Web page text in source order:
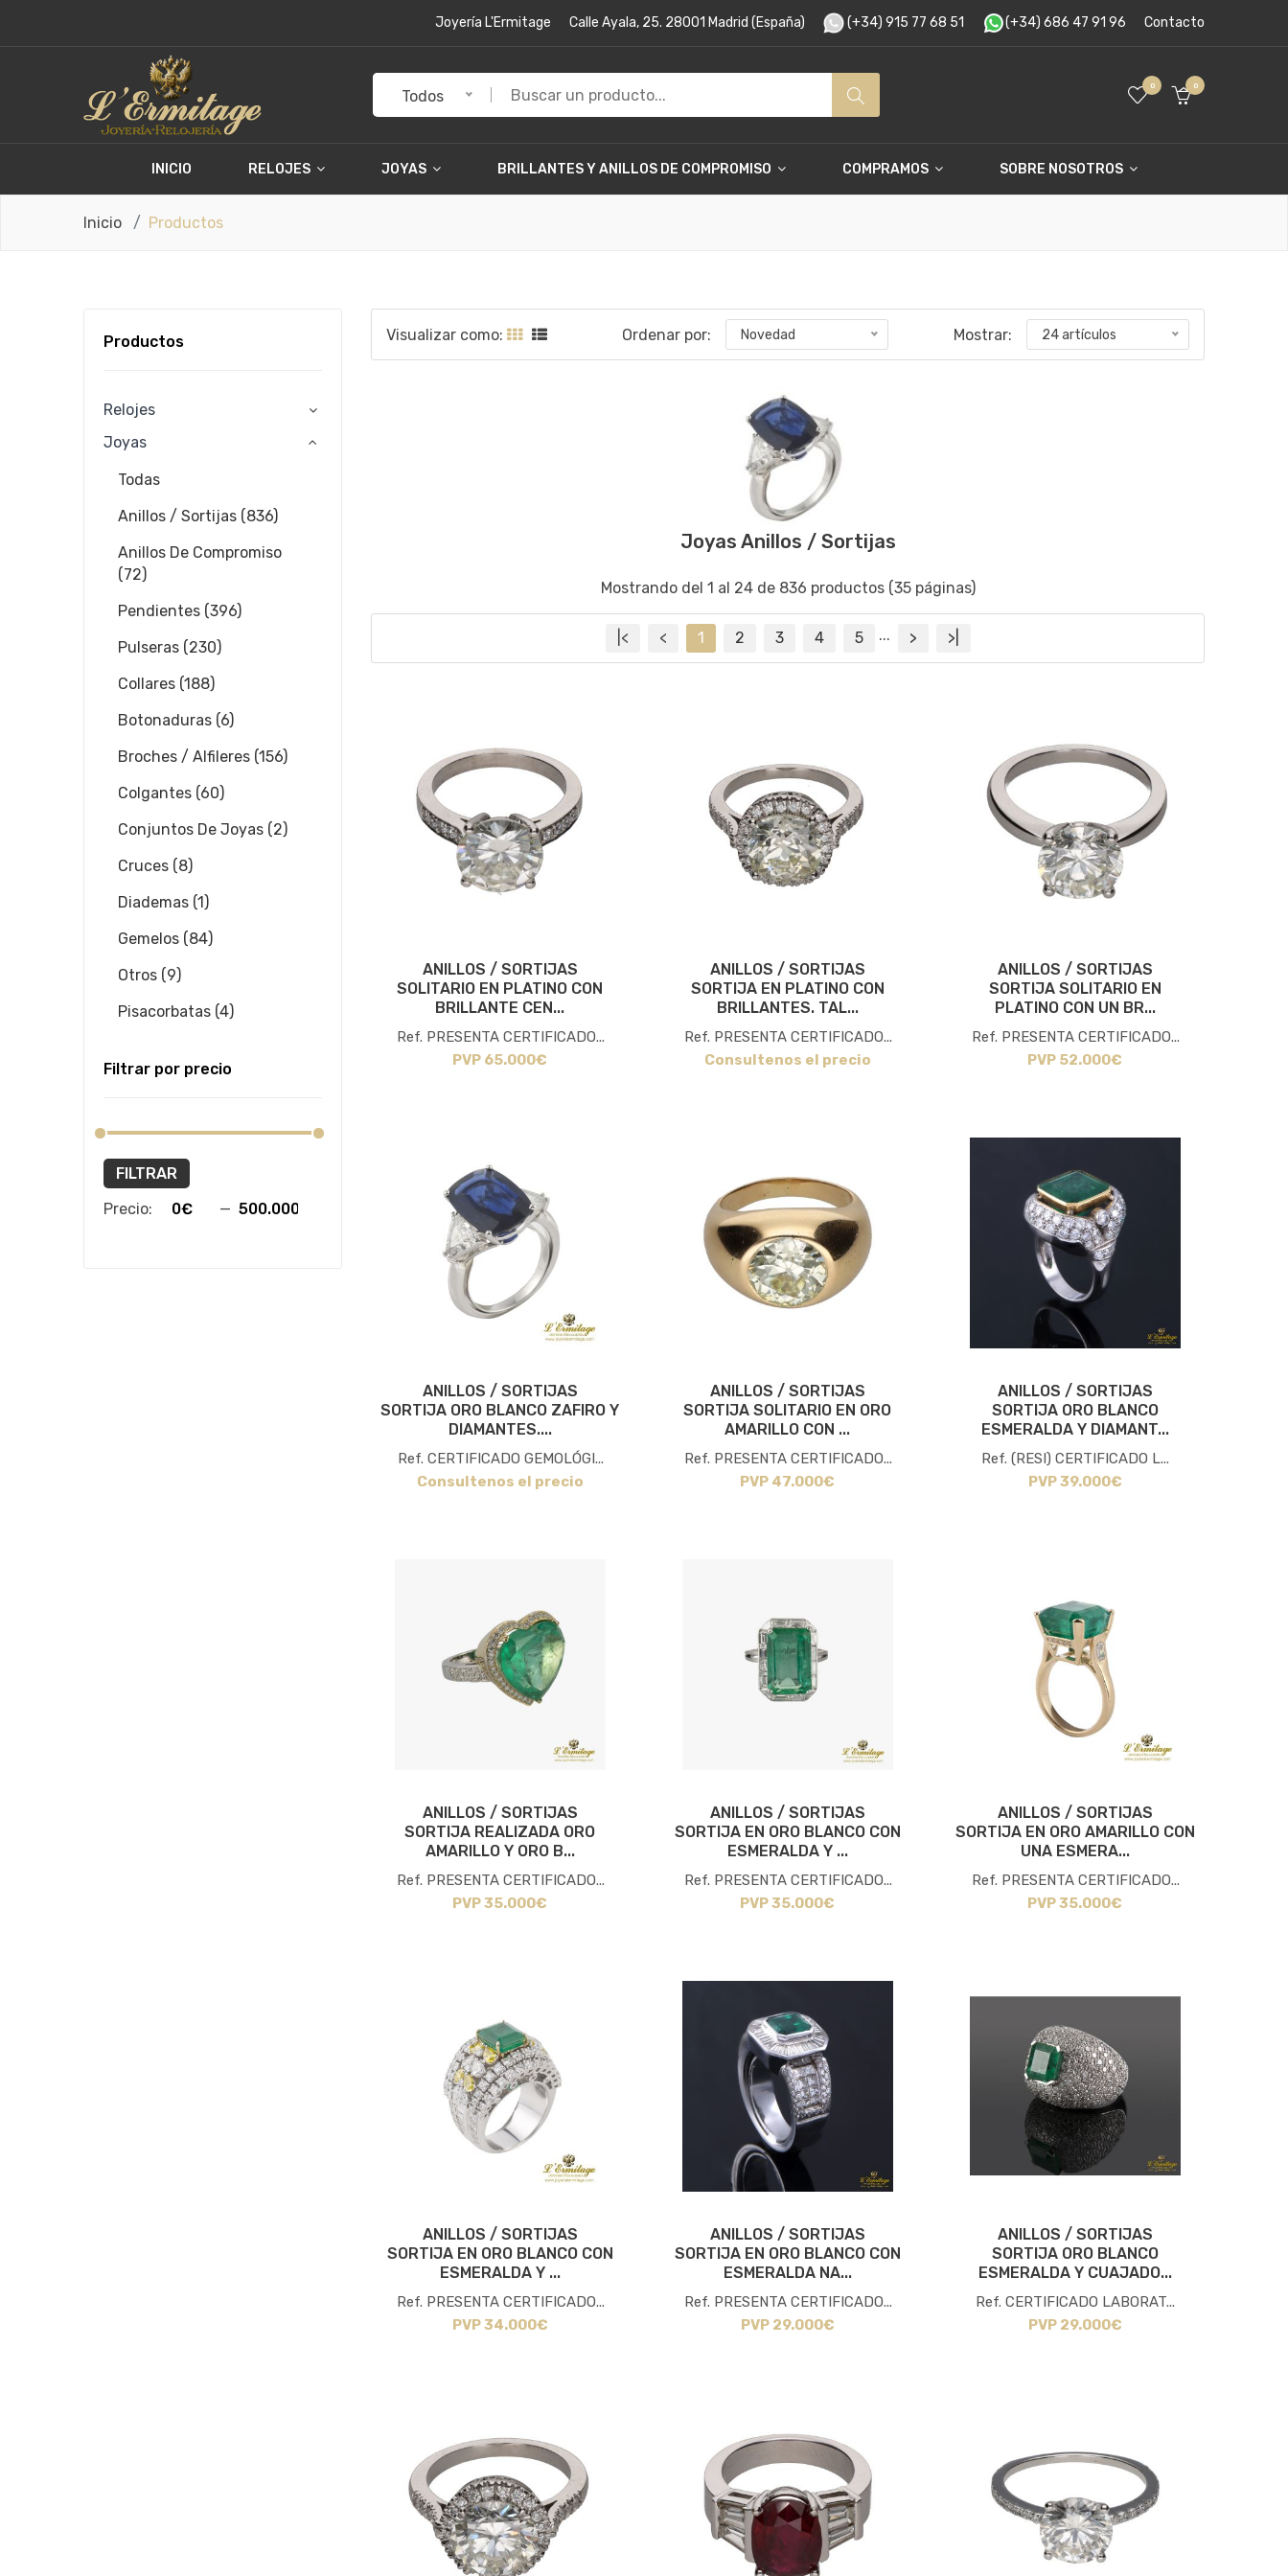
Joyería L'Ermitage Calle Ayala, 25. 28001 Madrid (España) (+34) 915 77 68 51 (+34) 686 47 91 96 Contacto
Todos
0 0
INICIO RELOJES JOYAS BRILLANTES Y ANILLOS DE COMPROMISO COMPRAMOS SOBRE NOSOTROS
Inicio Productos
Productos
Relojes
Joyas
Todas
Anillos / Sortijas (836)
Anillos De Compromiso
(72)
Pendientes (396)
Pulseras (230)
Collares (188)
Botonaduras (6)
Broches / Alfileres (156)
Colgantes (60)
Conjuntos De Joyas (2)
Cruces (8)
Diademas (1)
Gemelos (84)
Otros (9)
Pisacorbatas (4)
Filtrar por precio
FILTRAR
Precio:
—
Visualizar como: Ordenar por: Novedad Mostrar: 24 artículos
Joyas Anillos / Sortijas
Mostrando del 1 al 24 de 836 productos (35 páginas)
|< < 1 2 3 4 5 ... > >|
ANILLOS / SORTIJAS
SOLITARIO EN PLATINO CON
BRILLANTE CEN...
Ref. PRESENTA CERTIFICADO...
PVP 65.000€
ANILLOS / SORTIJAS
SORTIJA EN PLATINO CON
BRILLANTES. TAL...
Ref. PRESENTA CERTIFICADO...
Consultenos el precio
ANILLOS / SORTIJAS
SORTIJA SOLITARIO EN
PLATINO CON UN BR...
Ref. PRESENTA CERTIFICADO...
PVP 52.000€
ANILLOS / SORTIJAS
SORTIJA ORO BLANCO ZAFIRO Y
DIAMANTES....
Ref. CERTIFICADO GEMOLÓGI...
Consultenos el precio
ANILLOS / SORTIJAS
SORTIJA SOLITARIO EN ORO
AMARILLO CON ...
Ref. PRESENTA CERTIFICADO...
PVP 47.000€
ANILLOS / SORTIJAS
SORTIJA ORO BLANCO
ESMERALDA Y DIAMANT...
Ref. (RESI) CERTIFICADO L...
PVP 39.000€
ANILLOS / SORTIJAS
SORTIJA REALIZADA ORO
AMARILLO Y ORO B...
Ref. PRESENTA CERTIFICADO...
PVP 35.000€
ANILLOS / SORTIJAS
SORTIJA EN ORO BLANCO CON
ESMERALDA Y ...
Ref. PRESENTA CERTIFICADO...
PVP 35.000€
ANILLOS / SORTIJAS
SORTIJA EN ORO AMARILLO CON
UNA ESMERA...
Ref. PRESENTA CERTIFICADO...
PVP 35.000€
ANILLOS / SORTIJAS
SORTIJA EN ORO BLANCO CON
ESMERALDA Y ...
Ref. PRESENTA CERTIFICADO...
PVP 34.000€
ANILLOS / SORTIJAS
SORTIJA EN ORO BLANCO CON
ESMERALDA NA...
Ref. PRESENTA CERTIFICADO...
PVP 29.000€
ANILLOS / SORTIJAS
SORTIJA ORO BLANCO
ESMERALDA Y CUAJADO...
Ref. CERTIFICADO LABORAT...
PVP 29.000€